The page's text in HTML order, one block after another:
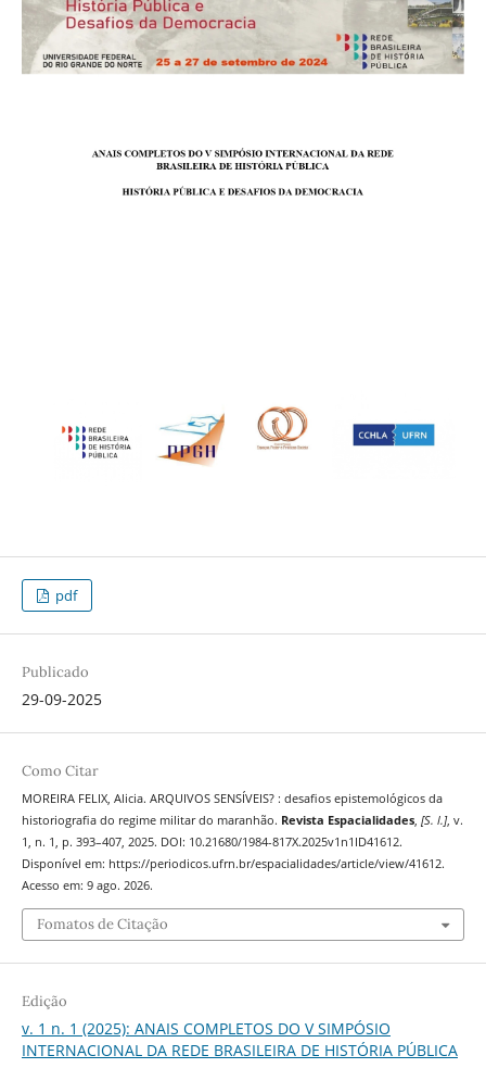
pdf
Publicado
29-09-2025
Como Citar
MOREIRA FELIX, Alicia. ARQUIVOS SENSÍVEIS? : desafios epistemológicos da
historiografia do regime militar do maranhão. Revista Espacialidades, [S. l.], v.
1, n. 1, p. 393–407, 2025. DOI: 10.21680/1984-817X.2025v1n1ID41612.
Disponível em: https://periodicos.ufrn.br/espacialidades/article/view/41612.
Acesso em: 9 ago. 2026.
Fomatos de Citação
Edição
v. 1 n. 1 (2025): ANAIS COMPLETOS DO V SIMPÓSIO
INTERNACIONAL DA REDE BRASILEIRA DE HISTÓRIA PÚBLICA